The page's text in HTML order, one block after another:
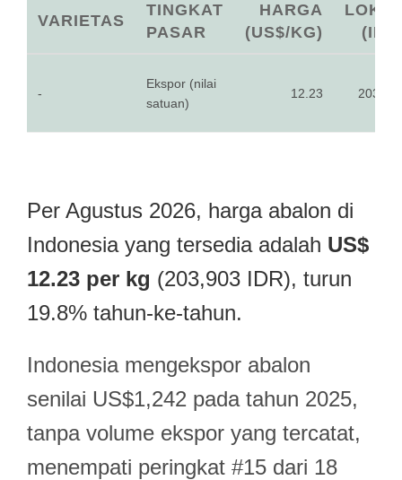
VARIETAS
TINGKAT
PASAR
HARGA
(US$/KG)
-
Ekspor (nilai
satuan)
12.23
Per Agustus 2026, harga abalon di
Indonesia yang tersedia adalah US$
12.23 per kg (203,903 IDR), turun
19.8% tahun-ke-tahun.
Indonesia mengekspor abalon
senilai US$1,242 pada tahun 2025,
tanpa volume ekspor yang tercatat,
menempati peringkat #15 dari 18